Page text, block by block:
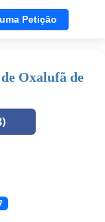
Petição
Oxalufã de